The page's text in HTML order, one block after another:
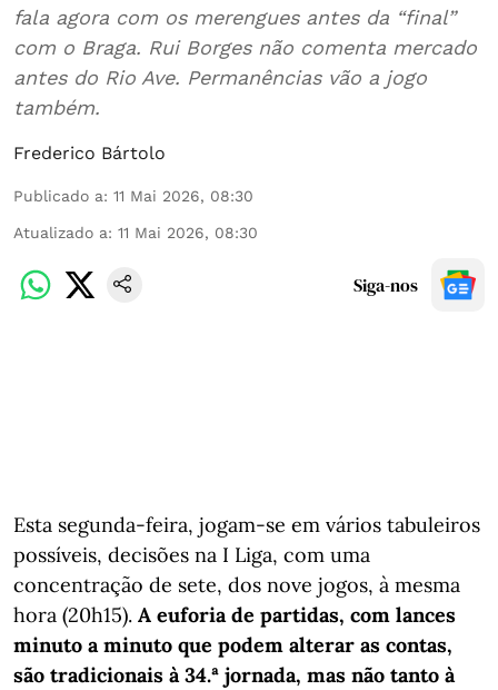
fala agora com os merengues antes da “final”
com o Braga. Rui Borges não comenta mercado
antes do Rio Ave. Permanências vão a jogo
também.
Frederico Bártolo
Publicado a: 11 Mai 2026, 08:30
Atualizado a: 11 Mai 2026, 08:30
Siga-nos
Esta segunda-feira, jogam-se em vários tabuleiros
possíveis, decisões na I Liga, com uma
concentração de sete, dos nove jogos, à mesma
hora (20h15). A euforia de partidas, com lances
minuto a minuto que podem alterar as contas,
são tradicionais à 34.ª jornada, mas não tanto à